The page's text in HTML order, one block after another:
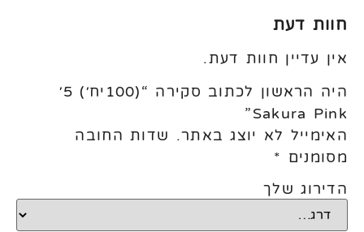
חוות דעת
אין עדיין חוות דעת.
היה הראשון לכתוב סקירה “(100יח׳) 5׳
Sakura Pink”
האימייל לא יוצג באתר. שדות החובה
מסומנים *
הדירוג שלך